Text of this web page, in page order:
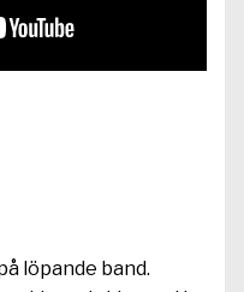
löpande band.